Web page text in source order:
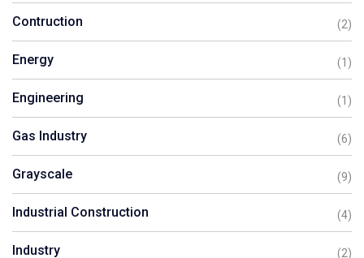
Contruction (2)
Energy (1)
Engineering (1)
Gas Industry (6)
Grayscale (9)
Industrial Construction (4)
Industry (2)